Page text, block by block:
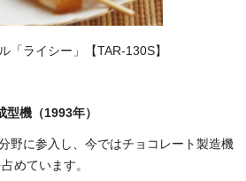
イシー」【TAR-130S】
機（1993年）
野に参入し、今ではチョコレート製造機
めています。